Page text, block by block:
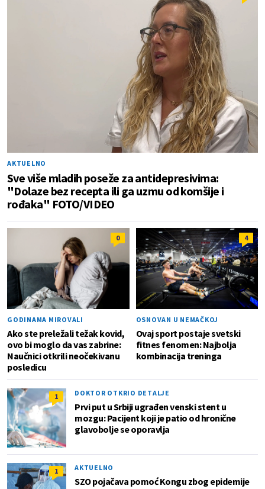
AKTUELNO
Sve više mladih poseže za antidepresivima:
"Dolaze bez recepta ili ga uzmu od komšije i
rođaka" FOTO/VIDEO
0
GODINAMA MIROVALI
Ako ste preležali težak kovid,
ovo bi moglo da vas zabrine:
Naučnici otkrili neočekivanu
posledicu
4
OSNOVAN U NEMAČKOJ
Ovaj sport postaje svetski
fitnes fenomen: Najbolja
kombinacija treninga
1 DOKTOR OTKRIO DETALJE
Prvi put u Srbiji ugrađen venski stent u
mozgu: Pacijent koji je patio od hronične
glavobolje se oporavlja
1 AKTUELNO
SZO pojačava pomoć Kongu zbog epidemije